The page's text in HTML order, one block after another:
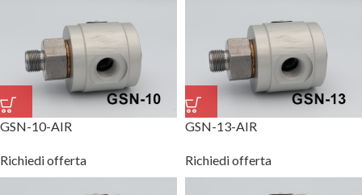
GSN-10-AIR
Richiedi offerta
GSN-13-AIR
Richiedi offerta